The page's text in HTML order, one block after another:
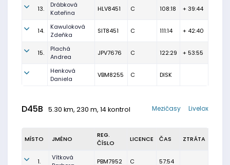
13.
Drábková
Kateřina
HLV8451 C 108:18 + 39:44
14.
Kawuloková
Zdeňka
SIT8451 C 111:14 + 42:40
15.
Plachá
Andrea
JPV7676 C 122:29 + 53:55
Henková
Daniela
VBM8255 C DISK
D45B 5.30 km, 230 m, 14 kontrol Livelox
Mezičasy
MÍSTO JMÉNO
REG.
ČÍSLO
LICENCE ČAS ZTRÁTA
1.
Vítková
PBM7952 C 57:54